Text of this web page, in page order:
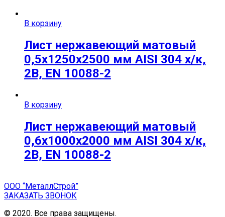
В корзину
Лист нержавеющий матовый
0,5х1250х2500 мм AISI 304 х/к,
2B, EN 10088-2
В корзину
Лист нержавеющий матовый
0,6х1000х2000 мм AISI 304 х/к,
2B, EN 10088-2
ООО “МеталлСтрой”
ЗАКАЗАТЬ ЗВОНОК
© 2020. Все права защищены.